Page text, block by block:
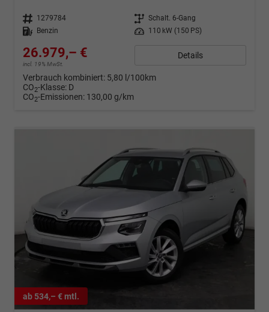
Fahrzeugnr. 1279784 Getriebe Schalt. 6-Gang
Kraftstoff
Benzin Leistung 110 kW (150 PS)
26.979,– €
incl. 19% MwSt.
Details
Verbrauch kombiniert: 5,80 l/100km
CO2-Klasse: D
CO2-Emissionen: 130,00 g/km
ab 534,– € mtl.